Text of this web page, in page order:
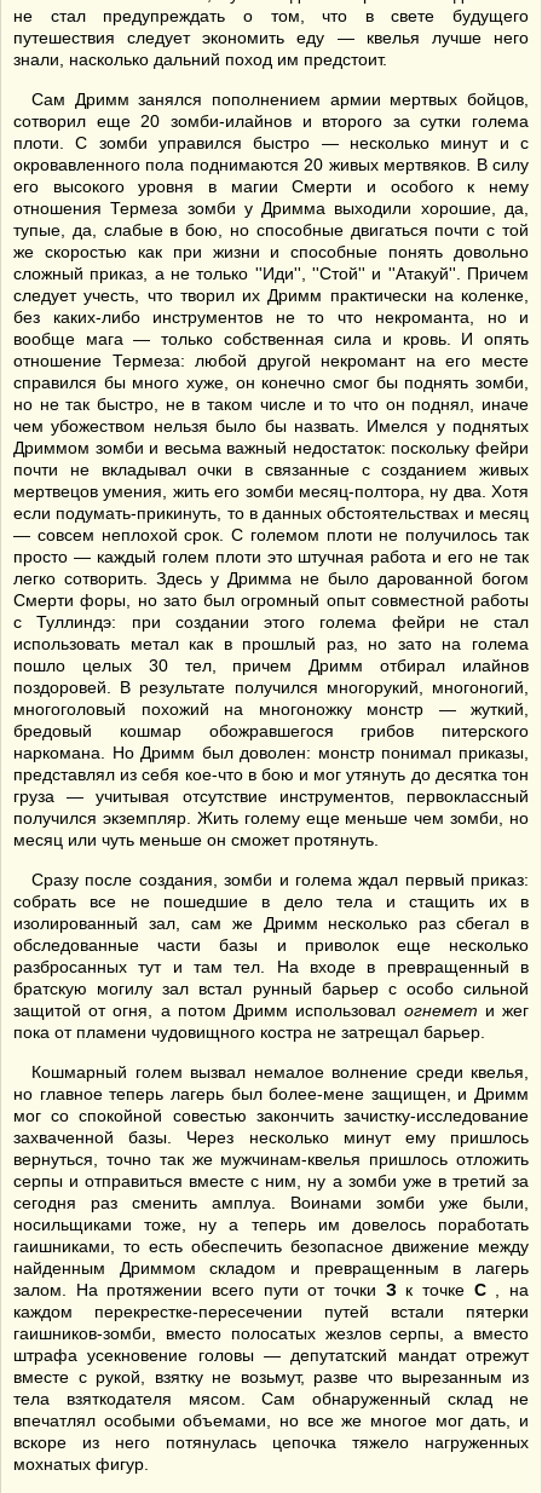
не стал предупреждать о том, что в свете будущего
путешествия следует экономить еду — квелья лучше него
знали, насколько дальний поход им предстоит.
Сам Дримм занялся пополнением армии мертвых бойцов,
сотворил еще 20 зомби-илайнов и второго за сутки голема
плоти. С зомби управился быстро — несколько минут и с
окровавленного пола поднимаются 20 живых мертвяков. В силу
его высокого уровня в магии Смерти и особого к нему
отношения Термеза зомби у Дримма выходили хорошие, да,
тупые, да, слабые в бою, но способные двигаться почти с той
же скоростью как при жизни и способные понять довольно
сложный приказ, а не только ''Иди'', ''Стой'' и ''Атакуй''. Причем
следует учесть, что творил их Дримм практически на коленке,
без каких-либо инструментов не то что некроманта, но и
вообще мага — только собственная сила и кровь. И опять
отношение Термеза: любой другой некромант на его месте
справился бы много хуже, он конечно смог бы поднять зомби,
но не так быстро, не в таком числе и то что он поднял, иначе
чем убожеством нельзя было бы назвать. Имелся у поднятых
Дриммом зомби и весьма важный недостаток: поскольку фейри
почти не вкладывал очки в связанные с созданием живых
мертвецов умения, жить его зомби месяц-полтора, ну два. Хотя
если подумать-прикинуть, то в данных обстоятельствах и месяц
— совсем неплохой срок. С големом плоти не получилось так
просто — каждый голем плоти это штучная работа и его не так
легко сотворить. Здесь у Дримма не было дарованной богом
Смерти форы, но зато был огромный опыт совместной работы
с Туллиндэ: при создании этого голема фейри не стал
использовать метал как в прошлый раз, но зато на голема
пошло целых 30 тел, причем Дримм отбирал илайнов
поздоровей. В результате получился многорукий, многоногий,
многоголовый похожий на многоножку монстр — жуткий,
бредовый кошмар обожравшегося грибов питерского
наркомана. Но Дримм был доволен: монстр понимал приказы,
представлял из себя кое-что в бою и мог утянуть до десятка тон
груза — учитывая отсутствие инструментов, первоклассный
получился экземпляр. Жить голему еще меньше чем зомби, но
месяц или чуть меньше он сможет протянуть.
Сразу после создания, зомби и голема ждал первый приказ:
собрать все не пошедшие в дело тела и стащить их в
изолированный зал, сам же Дримм несколько раз сбегал в
обследованные части базы и приволок еще несколько
разбросанных тут и там тел. На входе в превращенный в
братскую могилу зал встал рунный барьер с особо сильной
защитой от огня, а потом Дримм использовал огнемет и жег
пока от пламени чудовищного костра не затрещал барьер.
Кошмарный голем вызвал немалое волнение среди квелья,
но главное теперь лагерь был более-мене защищен, и Дримм
мог со спокойной совестью закончить зачистку-исследование
захваченной базы. Через несколько минут ему пришлось
вернуться, точно так же мужчинам-квелья пришлось отложить
серпы и отправиться вместе с ним, ну а зомби уже в третий за
сегодня раз сменить амплуа. Воинами зомби уже были,
носильщиками тоже, ну а теперь им довелось поработать
гаишниками, то есть обеспечить безопасное движение между
найденным Дриммом складом и превращенным в лагерь
залом. На протяжении всего пути от точки З к точке С, на
каждом перекрестке-пересечении путей встали пятерки
гаишников-зомби, вместо полосатых жезлов серпы, а вместо
штрафа усекновение головы — депутатский мандат отрежут
вместе с рукой, взятку не возьмут, разве что вырезанным из
тела взяткодателя мясом. Сам обнаруженный склад не
впечатлял особыми объемами, но все же многое мог дать, и
вскоре из него потянулась цепочка тяжело нагруженных
мохнатых фигур.